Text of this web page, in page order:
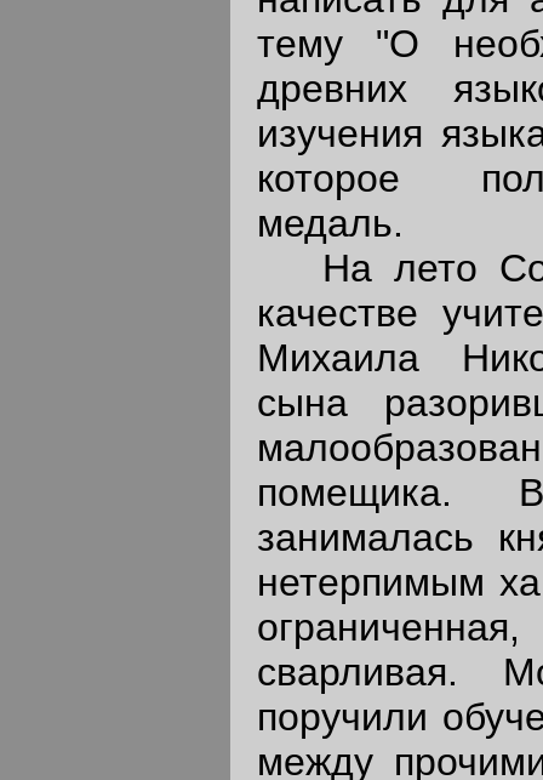
тему "О
древних
изучения
которое
медаль.
На лето
качестве
Михаила
сына
помещика.
занималась
нетерпимым
сварливая.
поручили
между